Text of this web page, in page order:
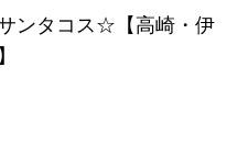
ンタコス☆【高崎・伊